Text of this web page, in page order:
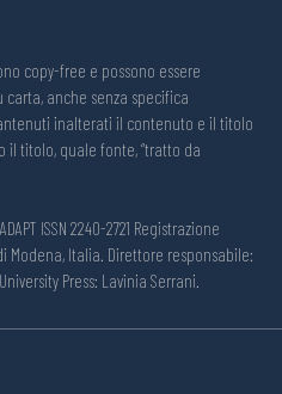
copy-free e possono essere
anche senza specifica
inalterati il contenuto e il titolo
il titolo, quale fonte, “tratto da
ISSN 2240-2721 Registrazione
Modena, Italia. Direttore responsabile:
Press: Lavinia Serrani.